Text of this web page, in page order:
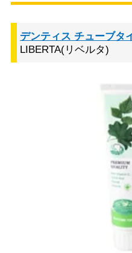
デンティス チューブタ
LIBERTA(リベルタ)